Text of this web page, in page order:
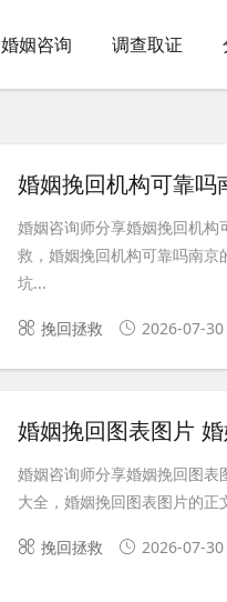
婚姻咨询 调查取证
婚姻挽回机构可靠
婚姻咨询师分享婚姻挽回机
救，婚姻挽回机构可靠吗南
坑...
挽回拯救 2026-07-30
婚姻挽回图表图片
婚姻咨询师分享婚姻挽回图
大全，婚姻挽回图表图片的
挽回拯救 2026-07-30